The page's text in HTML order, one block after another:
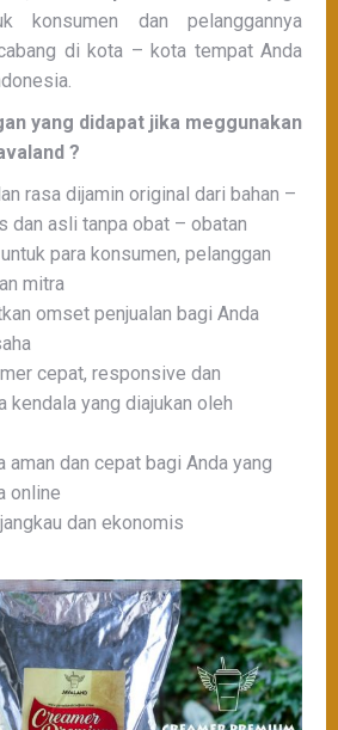
konsumen dan pelanggannya
di kota – kota tempat Anda
yang didapat jika meggunakan
?
rasa dijamin original dari bahan –
dan asli tanpa obat – obatan
para konsumen, pelanggan
mitra
omset penjualan bagi Anda
cepat, responsive dan
kendala yang diajukan oleh
aman dan cepat bagi Anda yang
online
dan ekonomis